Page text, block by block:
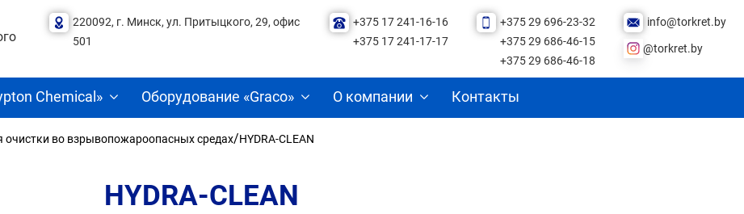
220092, г. Минск, ул. Притыцкого, 29, офис
501
+375 17 241-16-16
+375 17 241-17-17
+375 29 696-23-32
+375 29 686-46-15
+375 29 686-46-18
info@torkret.by
@torkret.by
Chemical» Оборудование «Graco» О компании Контакты
очистки во взрывопожароопасных средах/HYDRA-CLEAN
HYDRA-CLEAN